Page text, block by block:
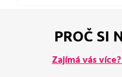
PROČ SI
Zajímá vás